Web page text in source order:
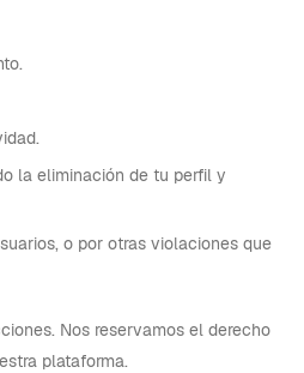
la eliminación de tu perfil y
o por otras violaciones que
Nos reservamos el derecho
plataforma.